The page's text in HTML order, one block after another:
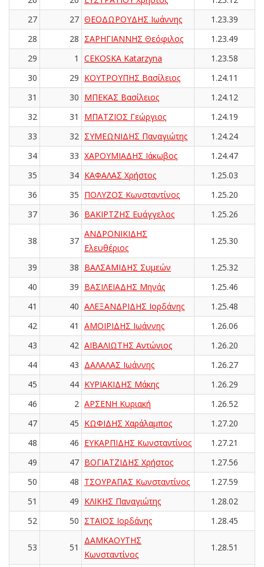
27
27 ΘΕΟΔΩΡΟΥΔΗΣ Ιωάννης
1.23.39
28
28 ΣΑΡΗΓΙΑΝΝΗΣ Θεόφιλος
1.23.49
29
1 CEKOSKA Katarzyna
1.23.58
30
29 ΚΟΥΤΡΟΥΠΗΣ Βασίλειος
1.24.11
31
30 ΜΠΕΚΑΣ Βασίλειος
1.24.12
32
31 ΜΠΑΤΖΙΟΣ Γεώργιος
1.24.19
33
32 ΣΥΜΕΩΝΙΔΗΣ Παναγιώτης
1.24.24
34
33 ΧΑΡΟΥΜΙΑΔΗΣ Ιάκωβος
1.24.47
35
34 ΚΑΦΑΛΑΣ Χρήστος
1.25.03
36
35 ΠΟΛΥΖΟΣ Κωνσταντίνος
1.25.20
37
36 ΒΑΚΙΡΤΖΗΣ Ευάγγελος 1.25.26
38 37
ΑΝΔΡΟΝΙΚΙΔΗΣ
Ελευθέριος
1.25.30
39 38 ΒΑΛΣΑΜΙΔΗΣ Συμεών
1.25.32
40
39 ΒΑΣΙΛΕΙΑΔΗΣ Μηνάς
1.25.46
41
40 ΑΛΕΞΑΝΔΡΙΔΗΣ Ιορδάνης
1.25.48
42
41 ΑΜΟΙΡΙΔΗΣ Ιωάννης
1.26.06
43
42 ΑΪΒΑΛΙΩΤΗΣ Αντώνιος
1.26.20
44
43 ΔΑΛΑΛΑΣ Ιωάννης
1.26.27
45
44 ΚΥΡΙΑΚΙΔΗΣ Μάκης
1.26.29
46
2 ΑΡΣΕΝΗ Κυριακή
1.26.52
47
45 ΚΩΦΙΔΗΣ Χαράλαμπος
1.27.20
48
46 ΕΥΚΑΡΠΙΔΗΣ Κωνσταντίνος
1.27.21
49
47 ΒΟΓΙΑΤΖΙΔΗΣ Χρήστος
1.27.56
50
48 ΤΣΟΥΡΑΠΑΣ Κωνσταντίνος
1.27.59
51
49 ΚΛΙΚΗΣ Παναγιώτης
1.28.02
52
50 ΣΤΑΪΟΣ Ιορδάνης 1.28.45
53 51
ΔΑΜΚΑΟΥΤΗΣ
Κωνσταντίνος
1.28.51